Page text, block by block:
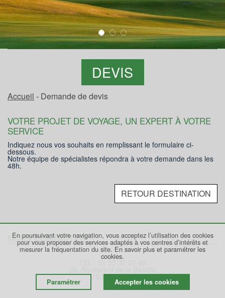
DEVIS
Accueil - Demande de devis
VOTRE PROJET DE VOYAGE, UN EXPERT À VOTRE
SERVICE
Indiquez nous vos souhaits en remplissant le formulaire ci-
dessous.
Notre équipe de spécialistes répondra à votre demande dans les
48h.
RETOUR DESTINATION
NOUS CONTACTER
75012 PARIS
En poursuivant votre navigation, vous acceptez l’utilisation des cookies
pour vous proposer des services adaptés à vos centres d’intérêts et
mesurer la fréquentation du site. En savoir plus et paramétrer les
cookies.
Paramétrer Accepter les cookies